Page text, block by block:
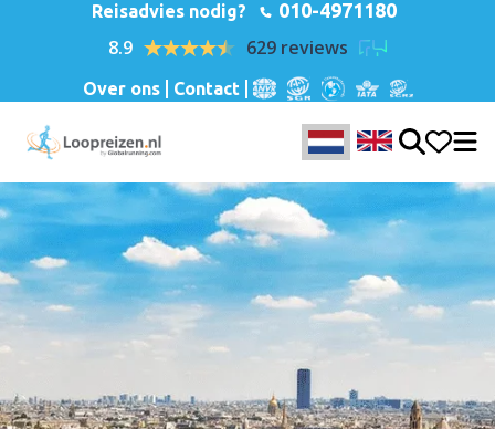
Reisadvies nodig? 010-4971180
8.9 629 reviews
Over ons Contact